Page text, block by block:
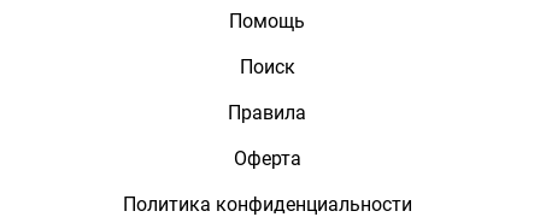
Помощь
Поиск
Правила
Оферта
Политика конфиденциальности